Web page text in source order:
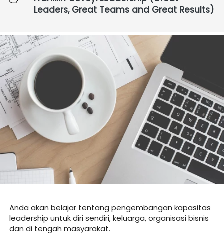
Anda akan belajar tentang pengembangan kapasitas
leadership untuk diri sendiri, keluarga, organisasi bisnis
dan di tengah masyarakat.